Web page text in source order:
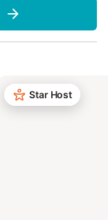
Star Host